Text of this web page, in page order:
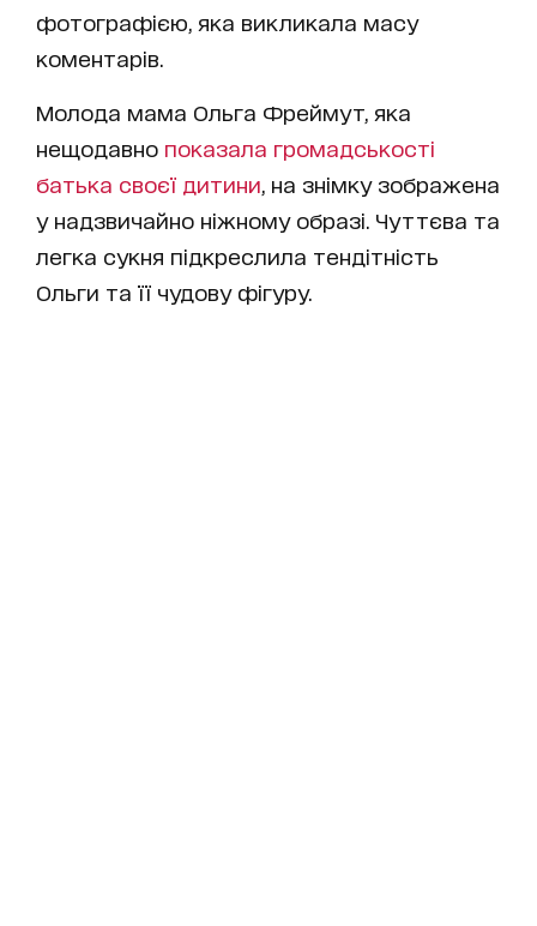
фотографією, яка викликала масу
коментарів.
Молода мама Ольга Фреймут, яка
нещодавно показала громадськості
батька своєї дитини , на знімку зображена
у надзвичайно ніжному образі. Чуттєва та
легка сукня підкреслила тендітність
Ольги та її чудову фігуру.